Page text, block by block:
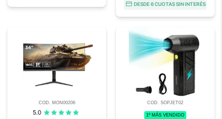
DESDE 6 CUOTAS SIN INTERÉS
COD. MON00206
5.0
COD. SOPJET02
1º MÁS VENDIDO